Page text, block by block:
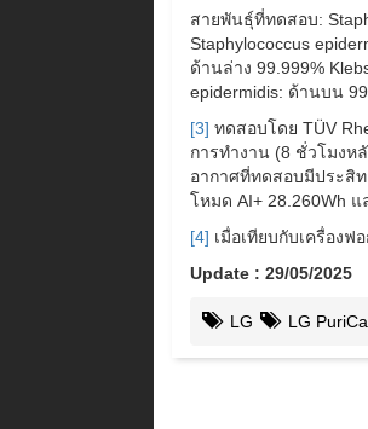
สายพันธุ์ที่ทดสอบ:
Staphylococcus
ด้านล่าง 99.999%
epidermidis: ด้านบน
[3] ทดสอบโดย TÜV
การทำงาน (8 ชั่วโมงห
อากาศที่ทดสอบมีประสิ
โหมด AI+ 28.260Wh
[4] เมื่อเทียบกับเครื่องฟ
Update : 29/05/2025
LG LG